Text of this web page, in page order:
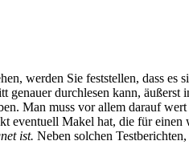
werden Sie feststellen, dass
genauer durchlesen kann,
Man muss vor allem darauf
eventuell Makel hat, die für einen
ist. Neben solchen